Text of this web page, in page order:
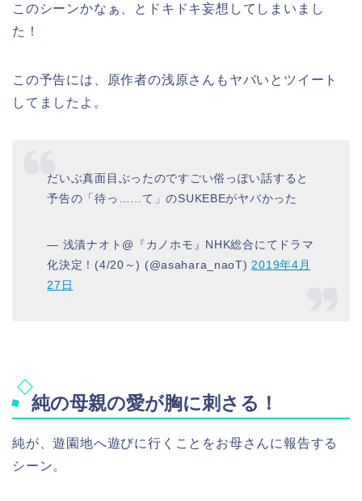
このシーンかなぁ、とドキドキ妄想してしまいまし
た！
この予告には、原作者の浅原さんもヤバいとツイート
してましたよ。
だいぶ真面目ぶったのですごい俗っぽい話すると
予告の「待っ……て」のSUKEBEがヤバかった
— 浅漬ナオト@『カノホモ』NHK総合にてドラマ
化決定！(4/20～) (@asahara_naoT) 2019年4月
27日
純の母親の愛が胸に刺さる！
純が、遊園地へ遊びに行くことをお母さんに報告する
シーン。